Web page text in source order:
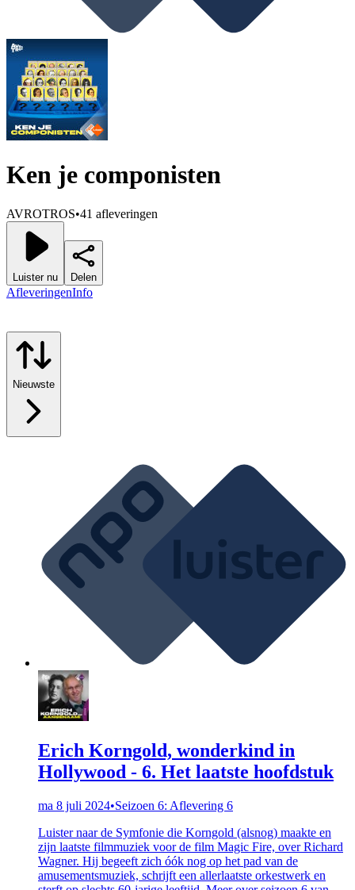
Ken je componisten
AVROTROS•41 afleveringen
Luister nu Delen
AfleveringenInfo
Nieuwste
Erich Korngold, wonderkind in
Hollywood - 6. Het laatste hoofdstuk
ma 8 juli 2024•Seizoen 6: Aflevering 6
Luister naar de Symfonie die Korngold (alsnog) maakte en
zijn laatste filmmuziek voor de film Magic Fire, over Richard
Wagner. Hij begeeft zich óók nog op het pad van de
amusementsmuziek, schrijft een allerlaatste orkestwerk en